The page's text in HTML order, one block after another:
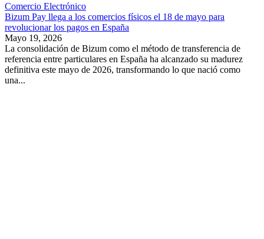
Comercio Electrónico
Bizum Pay llega a los comercios físicos el 18 de mayo para
revolucionar los pagos en España
Mayo 19, 2026
La consolidación de Bizum como el método de transferencia de
referencia entre particulares en España ha alcanzado su madurez
definitiva este mayo de 2026, transformando lo que nació como
una...